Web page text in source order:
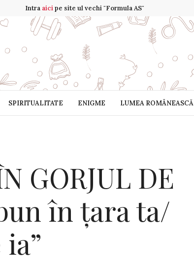
Intra aicipe site ul vechi "Formula AS"
SPIRITUALITATE ENIGME LUMEA ROMÂNEASCĂ
GORJUL DE
în țara ta/